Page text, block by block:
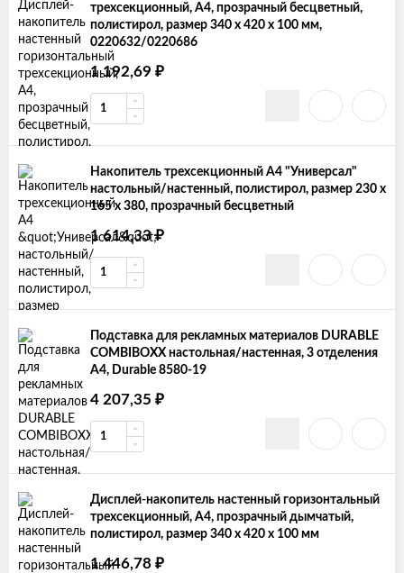
трехсекционный, А4, прозрачный бесцветный,
полистирол, размер 340 х 420 х 100 мм,
0220632/0220686
1 192,69 ₽
Накопитель трехсекционный А4 "Универсал"
настольный/настенный, полистирол, размер 230 х
165 х 380, прозрачный бесцветный
1 614,33₽
Подставка для рекламных материалов DURABLE
COMBIBOXX настольная/настенная, 3 отделения
А4, Durable 8580-19
4 207,35 ₽
Дисплей-накопитель настенный горизонтальный
трехсекционный, А4, прозрачный дымчатый,
полистирол, размер 340 х 420 х 100 мм
1 446,78 ₽